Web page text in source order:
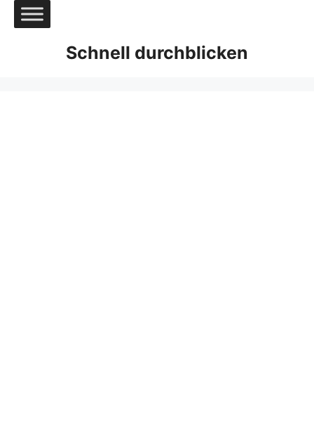
Zum
Inhalt
Schnell durchblicken